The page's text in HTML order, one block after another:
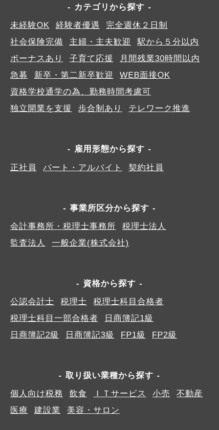
カテゴリから探す
未経験OK
経験者優遇
完全週休２日制
社会保険完備
主婦・主夫歓迎
駅から５分以内
ボーナスあり
子育て応援
月間残業30時間以内
急募
新卒・第二新卒歓迎
WEB面接OK
資格学校通学の為、勤務時間考慮可
独立開業を支援
歩合制あり テレワーク推進
雇用形態から探す
正社員
パート・アルバイト 契約社員
事業所区分から探す
会計事務所・税理士事務所
税理士法人
監査法人
一般企業(株式会社)
資格から探す
公認会計士
税理士
税理士科目合格者
税理士科目一部合格者
日商簿記1級
日商簿記2級
日商簿記3級 FP1級 FP2級
取り扱い業種から探す
個人向け税務
飲食 ＩＴサービス 小売
不動産
医療
建設業 美容・サロン